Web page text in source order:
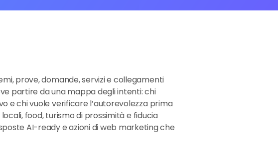
prove, domande, servizi e collegamenti
partire da una mappa degli intenti: chi
e chi vuole verificare l’autorevolezza prima
food, turismo di prossimità e fiducia
AI-ready e azioni di web marketing che